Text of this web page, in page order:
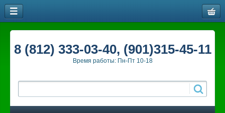
8 (812) 333-03-40, (901)315-45-11
Время работы: Пн-Пт 10-18